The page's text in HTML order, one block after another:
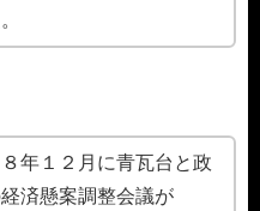
年１２月に青瓦台と政
済懸案調整会議が